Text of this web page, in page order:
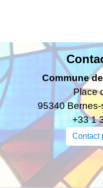
Commune
Place
95340
+33 1
Contact